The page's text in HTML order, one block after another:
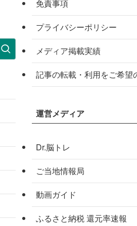
免責事項
プライバシーポリシー
メディア掲載実績
記事の転載・利用をご希望
運営メディア
Dr.脳トレ
ご当地情報局
動画ガイド
ふるさと納税 還元率速報